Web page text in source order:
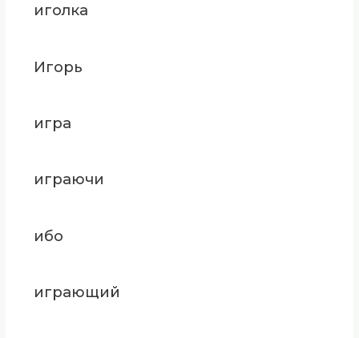
иголка
Игорь
игра
играючи
ибо
играющий